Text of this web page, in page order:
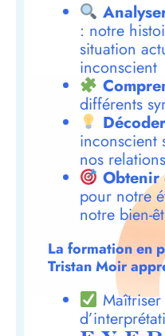
: notre
situation
inconscient
différents
inconscient
nos
Obtenir
pour notre
notre bien-
La formation en
Tristan Moir